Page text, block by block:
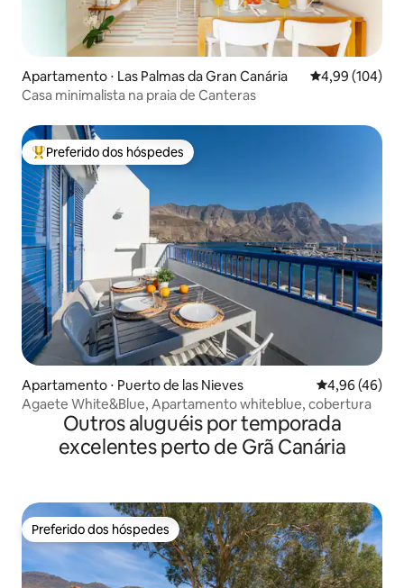
Apartamento ⋅ Las Palmas da Gran Canária 4,99 de uma
4,99 (104)
Casa minimalista na praia de Canteras
Entre os melhores preferidos dos hóspedes
Preferido dos hóspedes
Apartamento ⋅ Puerto de las Nieves 4,96 de uma
4,96 (46)
Agaete White&Blue, Apartamento whiteblue, cobertura
Outros aluguéis por temporada
excelentes perto de Grã Canária
Preferido dos hóspedes
Preferido dos hóspedes